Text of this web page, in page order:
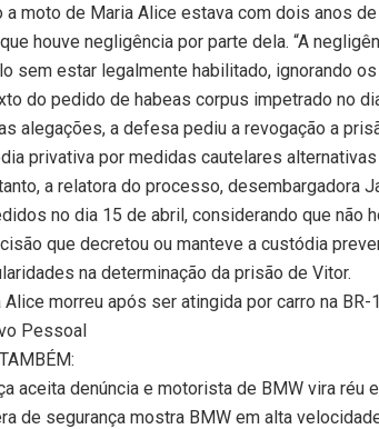
a moto de Maria Alice estava com dois anos
houve negligência por parte dela. “A
sem estar legalmente habilitado, ignorando
do pedido de habeas corpus impetrado no
alegações, a defesa pediu a revogação a
privativa por medidas cautelares
a relatora do processo, desembargadora
no dia 15 de abril, considerando que não
que decretou ou manteve a custódia
na determinação da prisão de Vitor.
Alice morreu após ser atingida por carro na BR-
Pessoal
aceita denúncia e motorista de BMW vira réu
de segurança mostra BMW em alta